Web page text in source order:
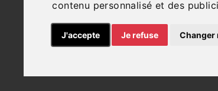
contenu personnalisé et des
J'accepte Je refuse Changer